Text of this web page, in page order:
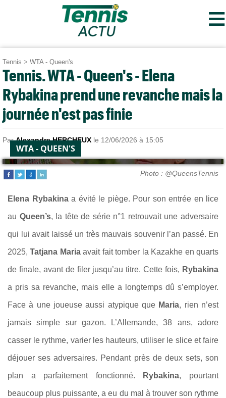
≡
Tennis > WTA - Queen's
Tennis. WTA - Queen's - Elena
Rybakina prend une revanche mais la
journée n'est pas finie
ParAlexandre HERCHEUX le 12/06/2026 à 15:05
WTA - QUEEN'S
Photo : @QueensTennis
Elena Rybakinaa évité le piège. Pour son entrée en lice
au Queen’s, la tête de série n°1 retrouvait une adversaire
qui lui avait laissé un très mauvais souvenir l’an passé. En
2025,Tatjana Mariaavait fait tomber la Kazakhe en quarts
de finale, avant de filer jusqu’au titre. Cette fois, Rybakina
a pris sa revanche, mais elle a longtemps dû s’employer.
Face à une joueuse aussi atypique que Maria, rien n’est
jamais simple sur gazon. L’Allemande, 38 ans, adore
casser le rythme, varier les hauteurs, utiliser le slice et faire
déjouer ses adversaires. Pendant près de deux sets, son
plan a parfaitement fonctionné. Rybakina, pourtant
beaucoup plus puissante, a eu du mal à trouver son rythme